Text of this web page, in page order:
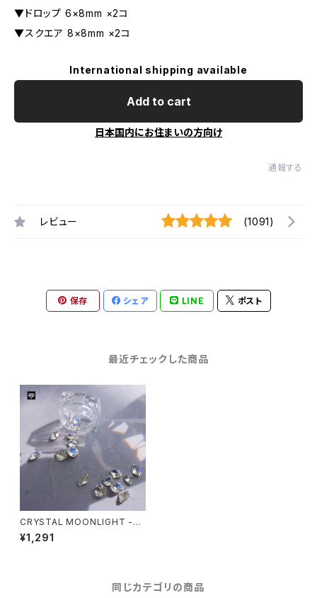
▼ドロップ 6×8mm ×2コ
▼スクエア 8×8mm ×2コ
International shipping available
Add to cart
日本国内にお住まいの方向け
通報する
レビュー (1091)
保存 シェア LINE ポスト
最近チェックした商品
CRYSTAL MOONLIGHT -ク
リスタルムーンライト-
¥1,291
同じカテゴリの商品